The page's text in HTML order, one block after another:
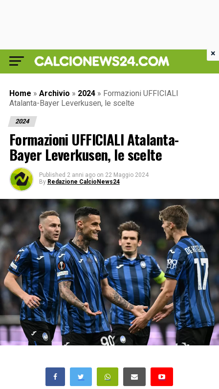
Home » Archivio » 2024 » Formazioni UFFICIALI
Atalanta-Bayer Leverkusen, le scelte
2024
Formazioni UFFICIALI Atalanta-
Bayer Leverkusen, le scelte
Published 2 anni ago on 22 Maggio 2024
By Redazione CalcioNews24
×